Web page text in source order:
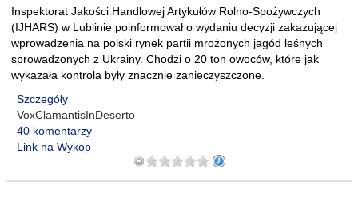
Inspektorat Jakości Handlowej Artykułów Rolno-Spożywczych
(IJHARS) w Lublinie poinformował o wydaniu decyzji zakazującej
wprowadzenia na polski rynek partii mrożonych jagód leśnych
sprowadzonych z Ukrainy. Chodzi o 20 ton owoców, które jak
wykazała kontrola były znacznie zanieczyszczone.
Szczegóły
VoxClamantisInDeserto
40 komentarzy
Link na Wykop